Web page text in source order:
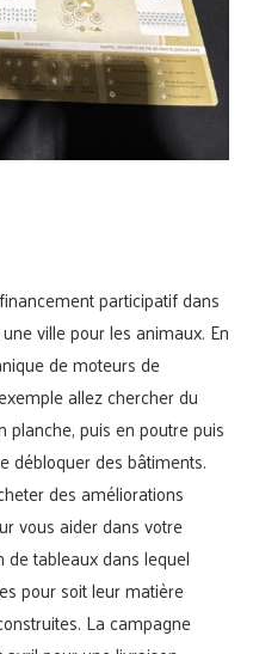
participatif dans
ville pour les animaux. En
de moteurs de
allez chercher du
puis en poutre puis
débloquer des bâtiments.
des améliorations
vous aider dans votre
de tableaux dans lequel
pour soit leur matière
La campagne